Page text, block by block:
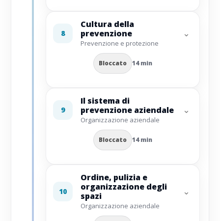
8
Cultura della
prevenzione
Prevenzione e protezione
Bloccato 14 min
⌄
9
Il sistema di
prevenzione aziendale
Organizzazione aziendale
Bloccato 14 min
⌄
10
Ordine, pulizia e
organizzazione degli
spazi
Organizzazione aziendale
⌄